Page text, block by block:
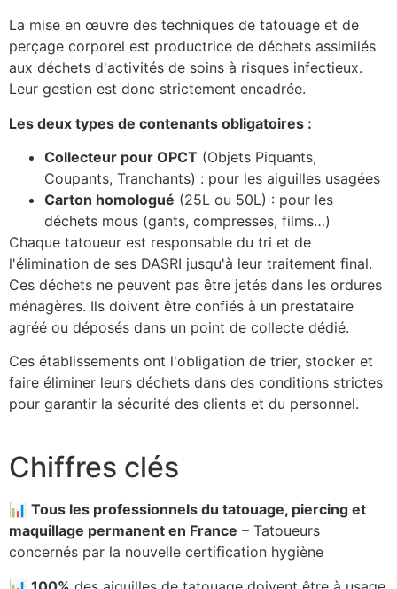
La mise en œuvre des techniques de tatouage et de
perçage corporel est productrice de déchets assimilés
aux déchets d'activités de soins à risques infectieux.
Leur gestion est donc strictement encadrée.
Les deux types de contenants obligatoires :
Collecteur pour OPCT (Objets Piquants,
Coupants, Tranchants) : pour les aiguilles usagées
Carton homologué (25L ou 50L) : pour les
déchets mous (gants, compresses, films…)
Chaque tatoueur est responsable du tri et de
l'élimination de ses DASRI jusqu'à leur traitement final.
Ces déchets ne peuvent pas être jetés dans les ordures
ménagères. Ils doivent être confiés à un prestataire
agréé ou déposés dans un point de collecte dédié.
Ces établissements ont l'obligation de trier, stocker et
faire éliminer leurs déchets dans des conditions strictes
pour garantir la sécurité des clients et du personnel.
Chiffres clés
📊 Tous les professionnels du tatouage, piercing et
maquillage permanent en France – Tatoueurs
concernés par la nouvelle certification hygiène